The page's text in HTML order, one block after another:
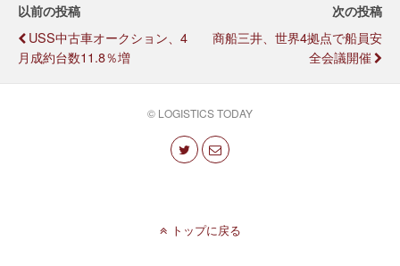
以前の投稿
USS中古車オークション、4
月成約台数11.8％増
次の投稿
商船三井、世界4拠点で船員安
全会議開催
© LOGISTICS TODAY
トップに戻る